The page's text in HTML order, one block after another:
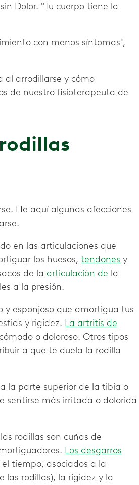
Dolor. "Tu cuerpo tiene la
con menos síntomas",
al arrodillarse y cómo
de nuestro fisioterapeuta de
He aquí algunas afecciones
en las articulaciones que
los huesos, tendones y
de la articulación de la
a la presión.
y esponjoso que amortigua tus
y rigidez. La artritis de
o doloroso. Otros tipos
a que te duela la rodilla
la parte superior de la tibia o
sentirse más irritada o dolorida
rodillas son cuñas de
Los desgarros
tiempo, asociados a la
las rodillas), la rigidez y la